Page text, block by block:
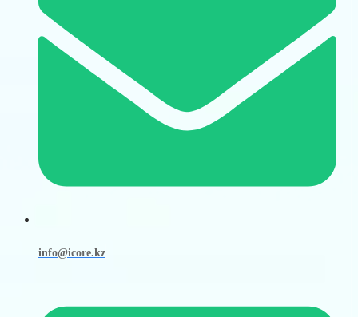
info@icore.kz